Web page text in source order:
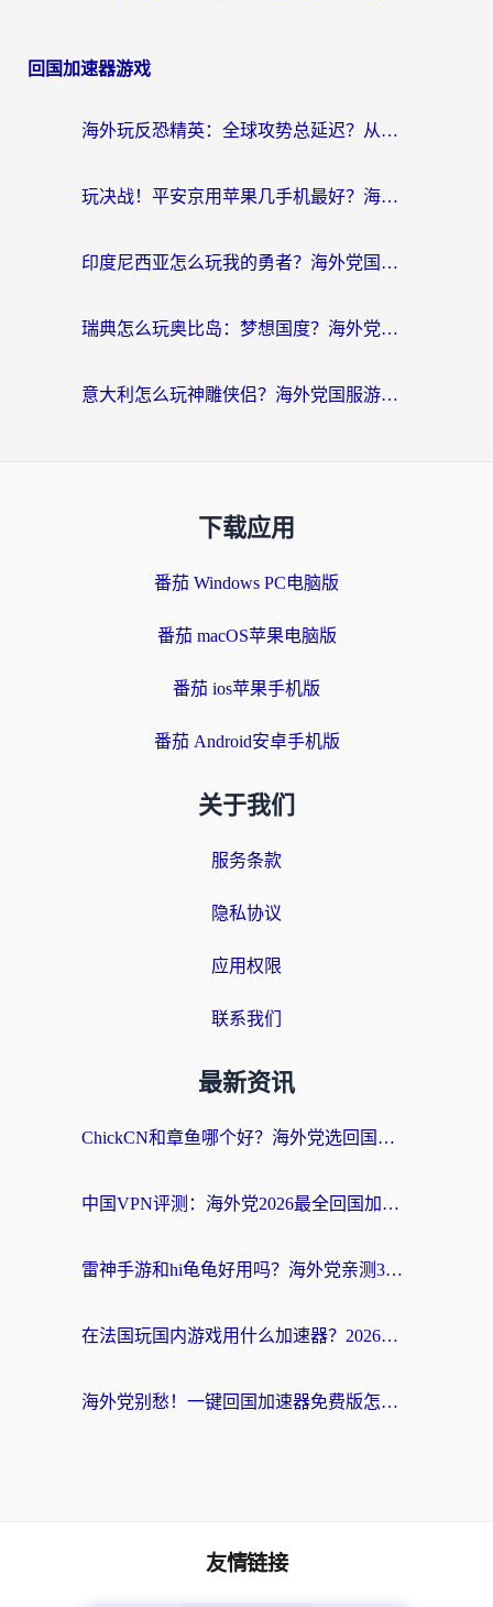
回国加速器游戏
海外玩反恐精英：全球攻势总延迟？从瑞典玩神武4到外国玩黎明觉醒，选对加速器才是关键！
玩决战！平安京用苹果几手机最好？海外党必看的设备+加速器双攻略
印度尼西亚怎么玩我的勇者？海外党国服游戏加速避坑指南（附实况五行师解决方案）
瑞典怎么玩奥比岛：梦想国度？海外党亲测有效的国服游戏加速全攻略
意大利怎么玩神雕侠侣？海外党国服游戏加速终极指南（附欧洲玩王者王国保卫战4不卡技巧）
下载应用
番茄 Windows PC电脑版
番茄 macOS苹果电脑版
番茄 ios苹果手机版
番茄 Android安卓手机版
关于我们
服务条款
隐私协议
应用权限
联系我们
最新资讯
ChickCN和章鱼哪个好？海外党选回国加速器的3个关键维度 + 实用避坑指南
中国VPN评测：海外党2026最全回国加速器选择指南，告别地区限制不踩坑
雷神手游和hi龟龟好用吗？海外党亲测3款回国加速器，教你选对国外到国内加速器
在法国玩国内游戏用什么加速器？2026实测解决延迟卡顿的实用指南
海外党别愁！一键回国加速器免费版怎么选？从踩坑到流畅访问的全攻略
友情链接